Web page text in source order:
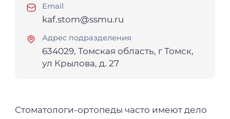
Email
kaf.stom@ssmu.ru
Адрес подразделения
634029, Томская область, г Томск,
ул Крылова, д. 27
Стоматологи-ортопеды часто имеют дело